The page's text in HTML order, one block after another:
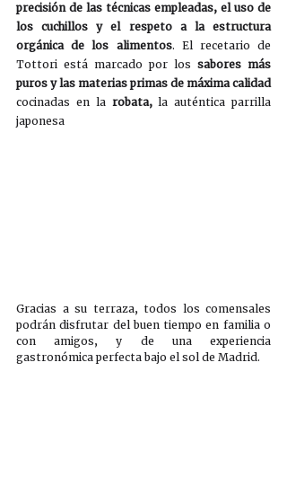
precisión de las técnicas empleadas, el uso de
los cuchillos y el respeto a la estructura
orgánica de los alimentos. El recetario de
Tottori está marcado por los sabores más
puros y las materias primas de máxima calidad
cocinadas en la robata, la auténtica parrilla
japonesa
Gracias a su terraza, todos los comensales
podrán disfrutar del buen tiempo en familia o
con amigos, y de una experiencia
gastronómica perfecta bajo el sol de Madrid.